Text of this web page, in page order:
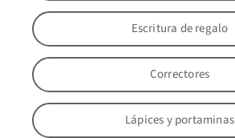
Escritura de regalo
Correctores
Lápices y portaminas